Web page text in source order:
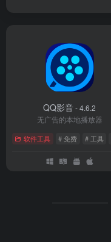
QQ影音- 4.6.2
无广告的本地播放器
软件工具 # 免费 # 工具